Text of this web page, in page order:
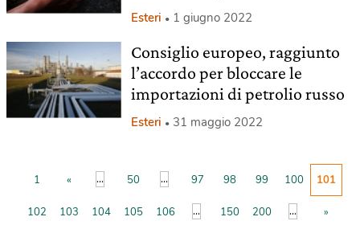
Esteri 1 giugno 2022
Consiglio europeo, raggiunto
l’accordo per bloccare le
importazioni di petrolio russo
Esteri 31 maggio 2022
1 « ... 50 ... 97 98 99 100 101
102 103 104 105 106 ... 150 200 ... »